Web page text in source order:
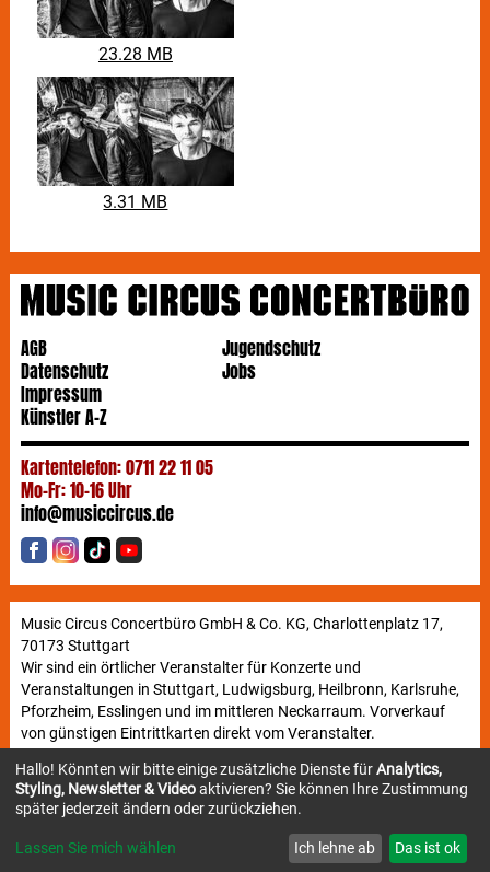
23.28 MB
3.31 MB
AGB
Datenschutz
Impressum
Jugendschutz
Jobs
Künstler A-Z
Kartentelefon: 0711 22 11 05
Mo-Fr: 10-16 Uhr
info@musiccircus.de
Music Circus Concertbüro GmbH & Co. KG, Charlottenplatz 17,
70173 Stuttgart
Wir sind ein örtlicher Veranstalter für Konzerte und
Veranstaltungen in Stuttgart, Ludwigsburg, Heilbronn, Karlsruhe,
Pforzheim, Esslingen und im mittleren Neckarraum. Vorverkauf
von günstigen Eintrittkarten direkt vom Veranstalter.
Newsletter
Hallo! Könnten wir bitte einige zusätzliche Dienste fürAnalytics,
Styling, Newsletter & Videoaktivieren? Sie können Ihre Zustimmung
später jederzeit ändern oder zurückziehen.
Lassen Sie mich wählen Ich lehne ab Das ist ok